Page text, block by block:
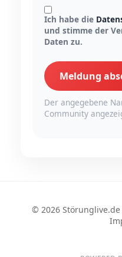
Ich habe die
und stimme der
Daten zu.
Meldung
Der angegebene
Community
© 2026